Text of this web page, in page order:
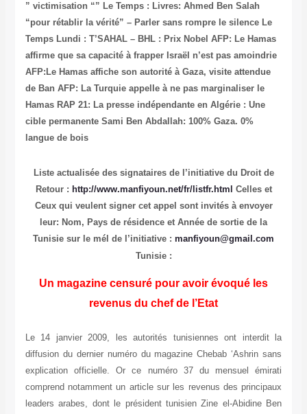
” victimisation “” Le Temps : Livres: Ahmed Ben Salah
“pour rétablir la vérité” – Parler sans rompre le silence Le
Temps Lundi : T’SAHAL – BHL : Prix Nobel AFP: Le Hamas
affirme que sa capacité à frapper Israël n’est pas amoindrie
AFP:Le Hamas affiche son autorité à Gaza, visite attendue
de Ban AFP: La Turquie appelle à ne pas marginaliser le
Hamas RAP 21: La presse indépendante en Algérie : Une
cible permanenteSami Ben Abdallah: 100% Gaza. 0%
langue de bois
Liste actualisée des signataires de l’initiative du Droit de
Retour : http://www.manfiyoun.net/fr/listfr.html Celles et
Ceux qui veulent signer cet appel sont invités à envoyer
leur: Nom, Pays de résidence et Année de sortie de la
Tunisie sur le mél de l’initiative : manfiyoun@gmail.com
Tunisie :
Un magazine censuré pour avoir évoqué les
revenus du chef de l’Etat
Le 14 janvier 2009, les autorités tunisiennes ont interdit la
diffusion du dernier numéro du magazine Chebab ‘Ashrin sans
explication officielle. Or ce numéro 37 du mensuel émirati
comprend notamment un article sur les revenus des principaux
leaders arabes, dont le président tunisien Zine el-Abidine Ben